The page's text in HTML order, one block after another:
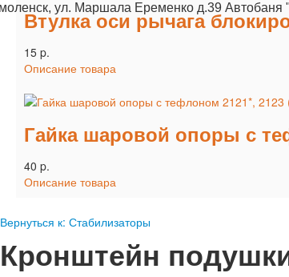
ул. Маршала Еременко д.39
Втулка оси рычага
15 p.
Описание товара
Гайка шаровой опоры с
40 p.
Описание товара
Вернуться к: Стабилизаторы
Кронштейн